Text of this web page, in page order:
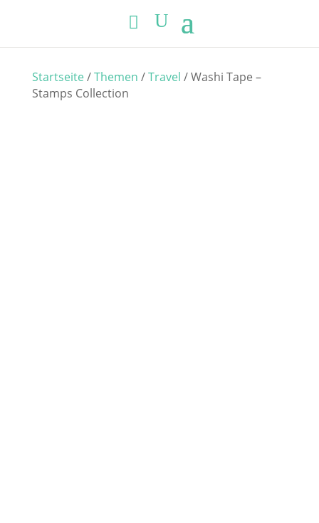
Startseite/Themen /Travel / Washi Tape –
Stamps Collection